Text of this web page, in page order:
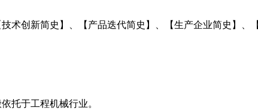
术创新简史】、【产品迭代简史】、【生产企业简史】
托于工程机械行业。